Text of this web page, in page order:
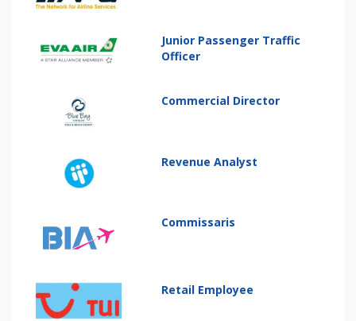
Junior Passenger Traffic
Officer
Commercial Director
Revenue Analyst
Commissaris
Retail Employee